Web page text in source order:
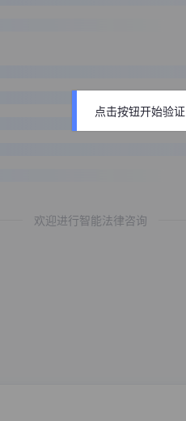
欢迎进行智能法律咨询
点击按钮开始验证